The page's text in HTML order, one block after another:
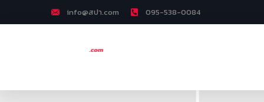
info@สปา.com 095-538-0084